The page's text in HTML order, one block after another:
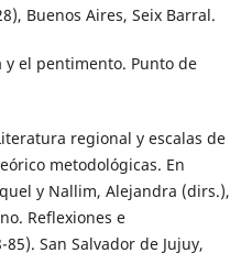
Buenos Aires, Seix Barral.
y el pentimento. Punto de
regional y escalas de
metodológicas. En
y Nallim, Alejandra (dirs.),
Reflexiones e
San Salvador de Jujuy,